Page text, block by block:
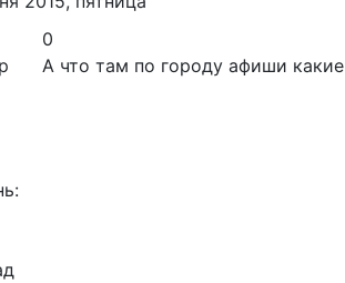
0
А что там по городу афиши